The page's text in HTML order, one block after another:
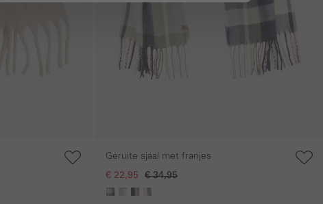
Geruite sjaal met franjes
€ 22,95 € 34,95